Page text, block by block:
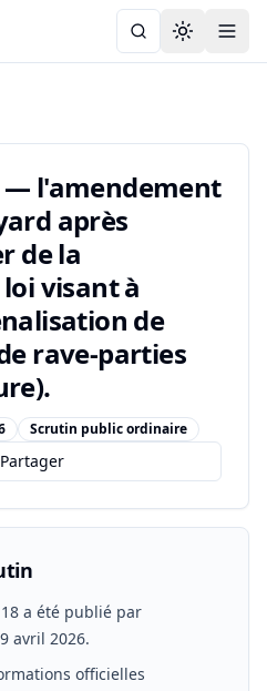
Toggle
— l'amendement
après
de la
visant à
de
rave-parties
Scrutin public ordinaire
Partager
a été publié par
avril 2026.
officielles